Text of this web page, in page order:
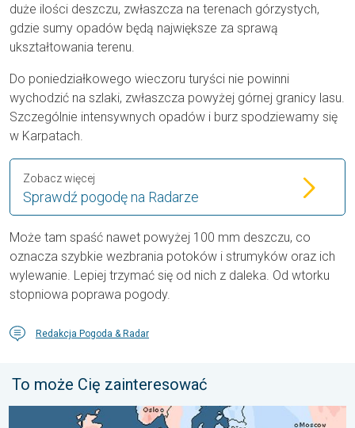
duże ilości deszczu, zwłaszcza na terenach górzystych,
gdzie sumy opadów będą największe za sprawą
ukształtowania terenu.
Do poniedziałkowego wieczoru turyści nie powinni
wychodzić na szlaki, zwłaszcza powyżej górnej granicy lasu.
Szczególnie intensywnych opadów i burz spodziewamy się
w Karpatach.
Sprawdź pogodę na Radarze
Zobacz więcej
Może tam spaść nawet powyżej 100 mm deszczu, co
oznacza szybkie wezbrania potoków i strumyków oraz ich
wylewanie. Lepiej trzymać się od nich z daleka. Od wtorku
stopniowa poprawa pogody.
Redakcja Pogoda & Radar
To może Cię zainteresować
Lipiec pełen pogodowych kontrastów. Podsumowanie